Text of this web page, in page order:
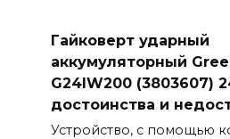
Гайковерт ударный
аккумуляторный
G24IW200 (3803607)
достоинства и
Устройство, с помощью